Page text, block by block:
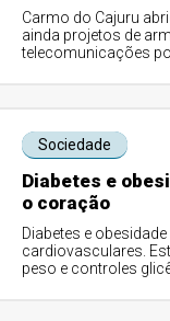
Carmo do Cajuru
ainda projetos de
telecomunicações
Sociedade
Diabetes e
o coração
Diabetes e
cardiovasculares.
peso e controles